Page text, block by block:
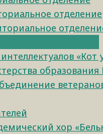
отделение
«Кот
образования
хор